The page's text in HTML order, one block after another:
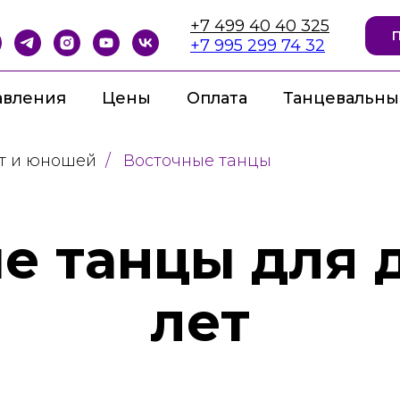
+7 499 40 40 325
+7 995 299 74 32
Цены Оплата
и юношей / Восточные танцы
танцы для
лет